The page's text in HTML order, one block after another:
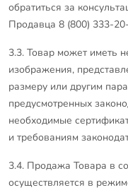
обратиться за
Продавца 8 (800) 333-
3.3. Товар может иметь
изображения,
размеру или другим
предусмотренных
необходимые
и требованиям
3.4. Продажа Товара в
осуществляется в